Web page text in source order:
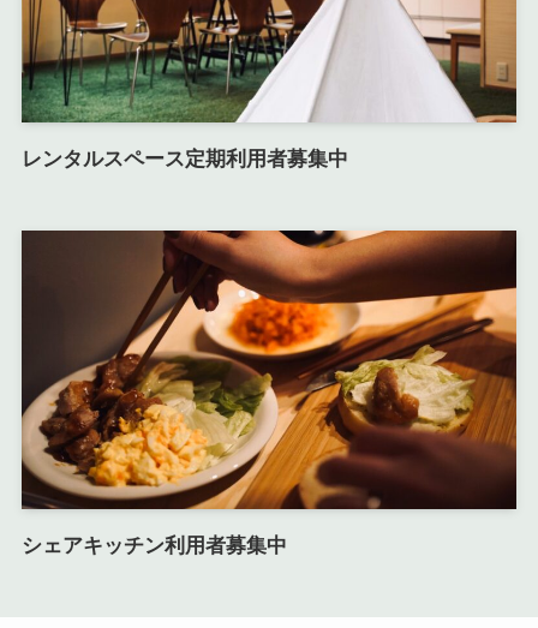
レンタルスペース定期利用者募集中
シェアキッチン利用者募集中